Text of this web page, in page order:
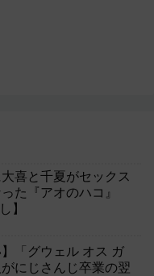
大喜と千夏がセックス
た『アオのハコ』
】
】「グウェル オス ガ
にじさんじ卒業の翌